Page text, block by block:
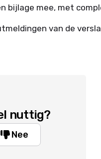
bijlage mee, met
van de
nuttig?
Nee